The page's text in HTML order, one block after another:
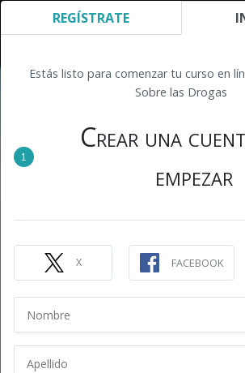
REGÍSTRATE
Estás listo para comenzar tu curso en
Sobre las Drogas
1
Crear una
empezar
X FACEBOOK